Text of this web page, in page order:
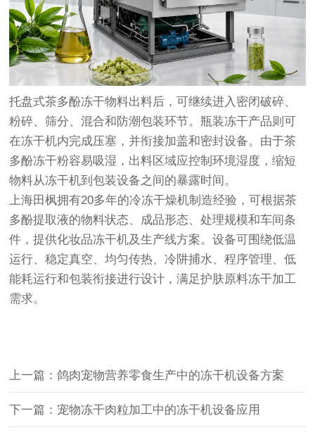
托盘式茶多酚冻干物料出料后，可继续进入密闭破碎、
粉碎、筛分、混合和防潮包装环节。瓶装冻干产品则可
在冻干机内完成压塞，并衔接加盖和密封设备。由于茶
多酚冻干粉容易吸湿，出料区域应控制环境湿度，缩短
物料从冻干机到包装设备之间的暴露时间。
上海田枫拥有20多年的冷冻干燥机制造经验，可根据茶
多酚提取液的物料状态、成品形态、处理规模和车间条
件，提供化妆品冻干机及生产线方案。设备可围绕低温
运行、稳定真空、均匀传热、冷阱捕水、程序管理、低
能耗运行和包装衔接进行设计，满足护肤原料冻干加工
需求。
上一篇：鸽肉宠物营养零食生产中的冻干机设备方案
下一篇：宠物冻干肉粒加工中的冻干机设备应用